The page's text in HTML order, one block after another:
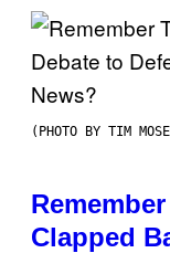
(PHOTO BY TIM
Clapped